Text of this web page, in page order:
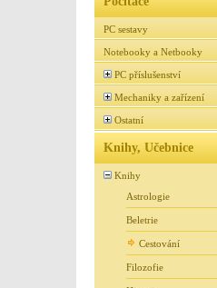
PC sestavy
Notebooky a Netbooky
PC příslušenství
Mechaniky a zařízení
Ostatní
Knihy, Učebnice
Knihy
Astrologie
Beletrie
Cestování
Filozofie